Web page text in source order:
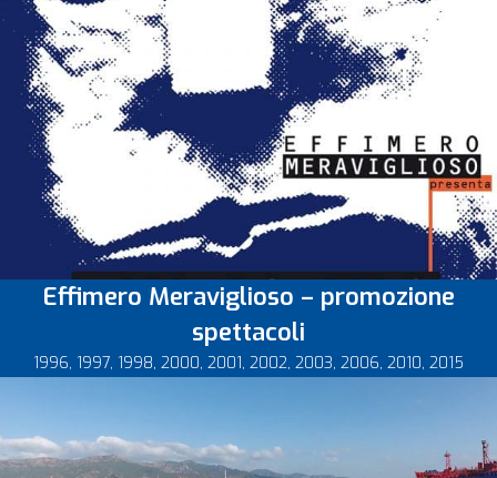
Effimero Meraviglioso – promozione
spettacoli
1996, 1997, 1998, 2000, 2001, 2002, 2003, 2006, 2010, 2015